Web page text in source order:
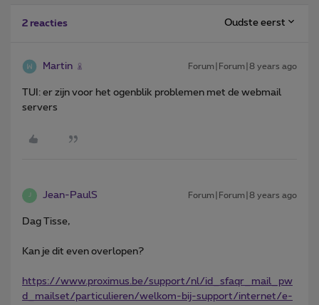
2 reacties Oudste eerst
Martin Forum|Forum|8 years ago
TUI: er zijn voor het ogenblik problemen met de webmail
servers
J Jean-PaulS Forum|Forum|8 years ago
Dag Tisse,
Kan je dit even overlopen?
https://www.proximus.be/support/nl/id_sfaqr_mail_pw
d_mailset/particulieren/welkom-bij-support/internet/e-